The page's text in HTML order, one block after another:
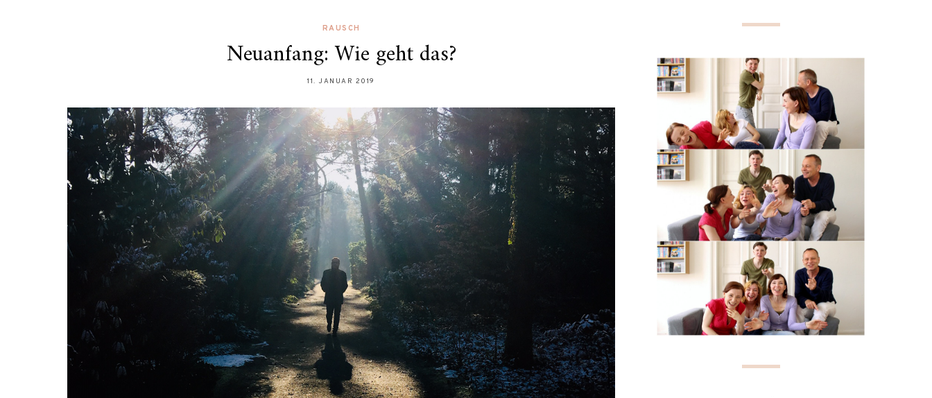
RAUSCH
Neuanfang: Wie geht das?
11. JANUAR 2019